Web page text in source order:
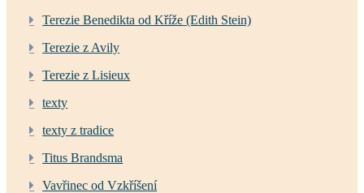
Terezie Benedikta od Kříže (Edith Stein)
Terezie z Avily
Terezie z Lisieux
texty
texty z tradice
Titus Brandsma
Vavřinec od Vzkříšení